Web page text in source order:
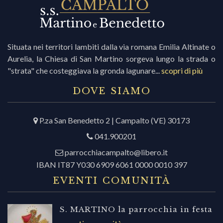
Situata nei territori lambiti dalla via romana Emilia Altinate o
Aurelia, la Chiesa di San Martino sorgeva lungo la strada o
"strata" che costeggiava la gronda lagunare...scopri di più
DOVE SIAMO
P.za San Benedetto 2 | Campalto (VE) 30173
041.900201
parrocchiacampalto@libero.it
IBAN IT87 Y030 6909 6061 0000 0010 397
EVENTI COMUNITÀ
S. MARTINO la parrocchia in festa